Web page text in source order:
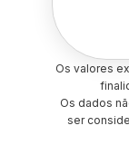
Os valores
Os dados
ser